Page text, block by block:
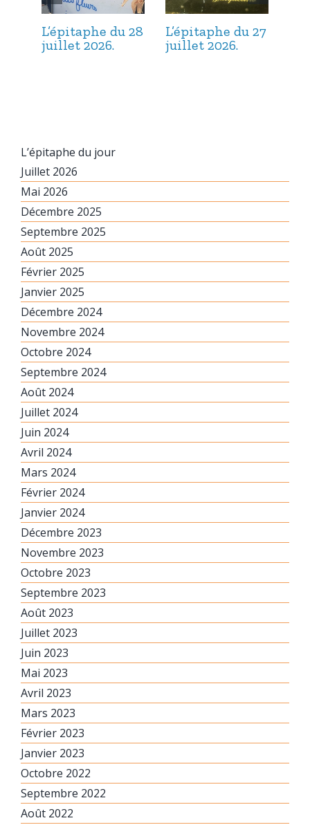
L’épitaphe du 28
juillet 2026.
L’épitaphe du 27
juillet 2026.
L’épitaphe du jour
Juillet 2026
Mai 2026
Décembre 2025
Septembre 2025
Août 2025
Février 2025
Janvier 2025
Décembre 2024
Novembre 2024
Octobre 2024
Septembre 2024
Août 2024
Juillet 2024
Juin 2024
Avril 2024
Mars 2024
Février 2024
Janvier 2024
Décembre 2023
Novembre 2023
Octobre 2023
Septembre 2023
Août 2023
Juillet 2023
Juin 2023
Mai 2023
Avril 2023
Mars 2023
Février 2023
Janvier 2023
Octobre 2022
Septembre 2022
Août 2022